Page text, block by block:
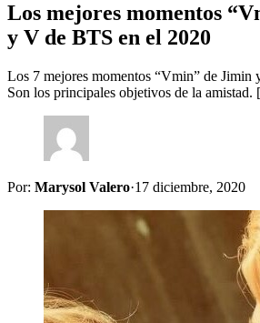
Los mejores momentos
y V de BTS en el 2020
Los 7 mejores momentos “Vmin” de Jimin
Son los principales objetivos de la
Por: Marysol Valero·17 diciembre, 2020